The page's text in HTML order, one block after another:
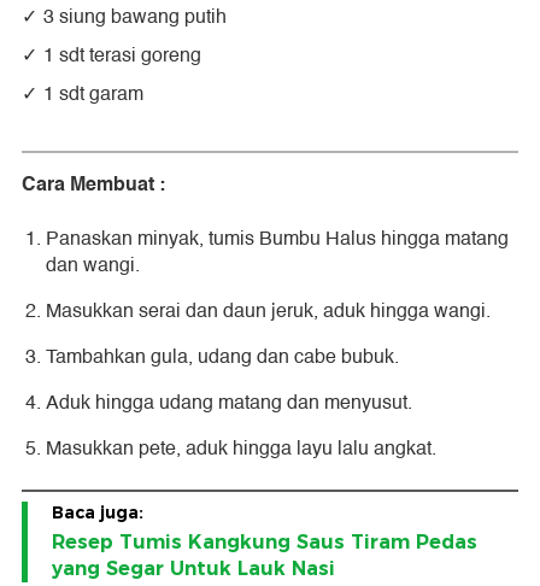
3 siung bawang putih
1 sdt terasi goreng
1 sdt garam
Cara Membuat :
Panaskan minyak, tumis Bumbu Halus hingga matang
dan wangi.
Masukkan serai dan daun jeruk, aduk hingga wangi.
Tambahkan gula, udang dan cabe bubuk.
Aduk hingga udang matang dan menyusut.
Masukkan pete, aduk hingga layu lalu angkat.
Baca juga:
Resep Tumis Kangkung Saus Tiram Pedas
yang Segar Untuk Lauk Nasi